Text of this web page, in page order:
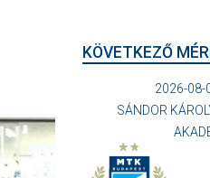
KÖVETKEZŐ
2026-08-
SÁNDOR